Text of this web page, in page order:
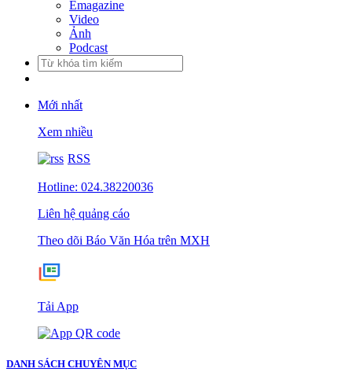
Emagazine
Video
Ảnh
Podcast
Mới nhất
Xem nhiều
RSS
Hotline: 024.38220036
Liên hệ quảng cáo
Theo dõi Báo Văn Hóa trên MXH
Tải App
DANH SÁCH CHUYÊN MỤC